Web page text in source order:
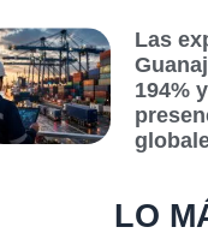
Las
194%
LO